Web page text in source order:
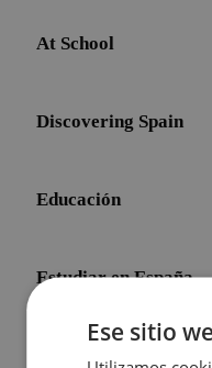
At School
Discovering Spain
Educación
Estudiar en España
Initial Shock
Ese sitio